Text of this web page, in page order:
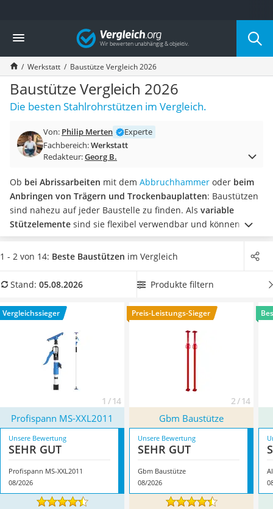
Die beliebtesten Vergleiche nach Kategorie
Baumarkt
Tresor feuerfest
Makita-Akku-Rasenmäher
Kappsäge
Smartes Türschloss
Akku-Rasentrimmer
Split-Klimaanlage 2 Innengeräte
Pelletofen
Tiefbrunnenpumpe
Fliesenschneider
Hochdruckreiniger
Doppelschleifer
Überwachungskamera
Benzinrasenmäher mit Elektrostart
Löschdecke
Winterharte Palmen
Gasdurchlauferhitzer
Vergleich
Werkstatt Baustütze Vergleich 2026
Baustütze Vergleich 2026
Die besten Stahlrohrstützen im Vergleich.
Von: Philip Merten
Experte
Fachbereich:Werkstatt
Redakteur:Georg B.
Ob bei Abrissarbeiten mit dem Abbruchhammer oder beim
Anbringen von Trägern und Trockenbauplatten: Baustützen
sind nahezu auf jeder Baustelle zu finden. Als variable
Stützelemente sind sie flexibel verwendbar und können
somit zum Absichern bei diversen Bauvorhaben eingesetzt
werden.Tests im Internet berichten, dass
um so die zu verarbeitenden
Materialien zu schonen
unserer Vergleichstabelle eine Baustütze aus robustem und
langlebigem Stahl. Überzeugt hat uns hier im August 2026
besonders das Modell
Profispann MS-XXL2011
Eigenschaften.
1 - 2 von 14: Beste Baustützen im Vergleich
Stand: 05.08.2026 Produkte filtern
Vergleichssieger
1 / 14
Preis-Leistungs-Sieger
2 / 14
Profispann MS-XXL2011 Gbm Baustütze
Unsere Bewertung
SEHR GUT
Profispann MS-XXL2011
08/2026
Unsere Bewertung
SEHR GUT
Gbm Baustütze
08/2026